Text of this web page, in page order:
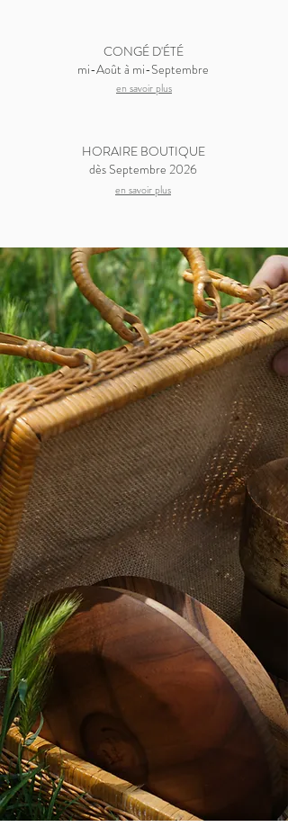
CONGÉ D'ÉTÉ
mi-Août à mi-Septembre
en savoir plus
HORAIRE BOUTIQUE
dès Septembre 2026
en savoir plus